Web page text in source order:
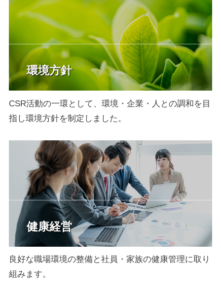
環境方針
CSR活動の一環として、環境・企業・人との調和を目
指し環境方針を制定しました。
健康経営
良好な職場環境の整備と社員・家族の健康管理に取り
組みます。